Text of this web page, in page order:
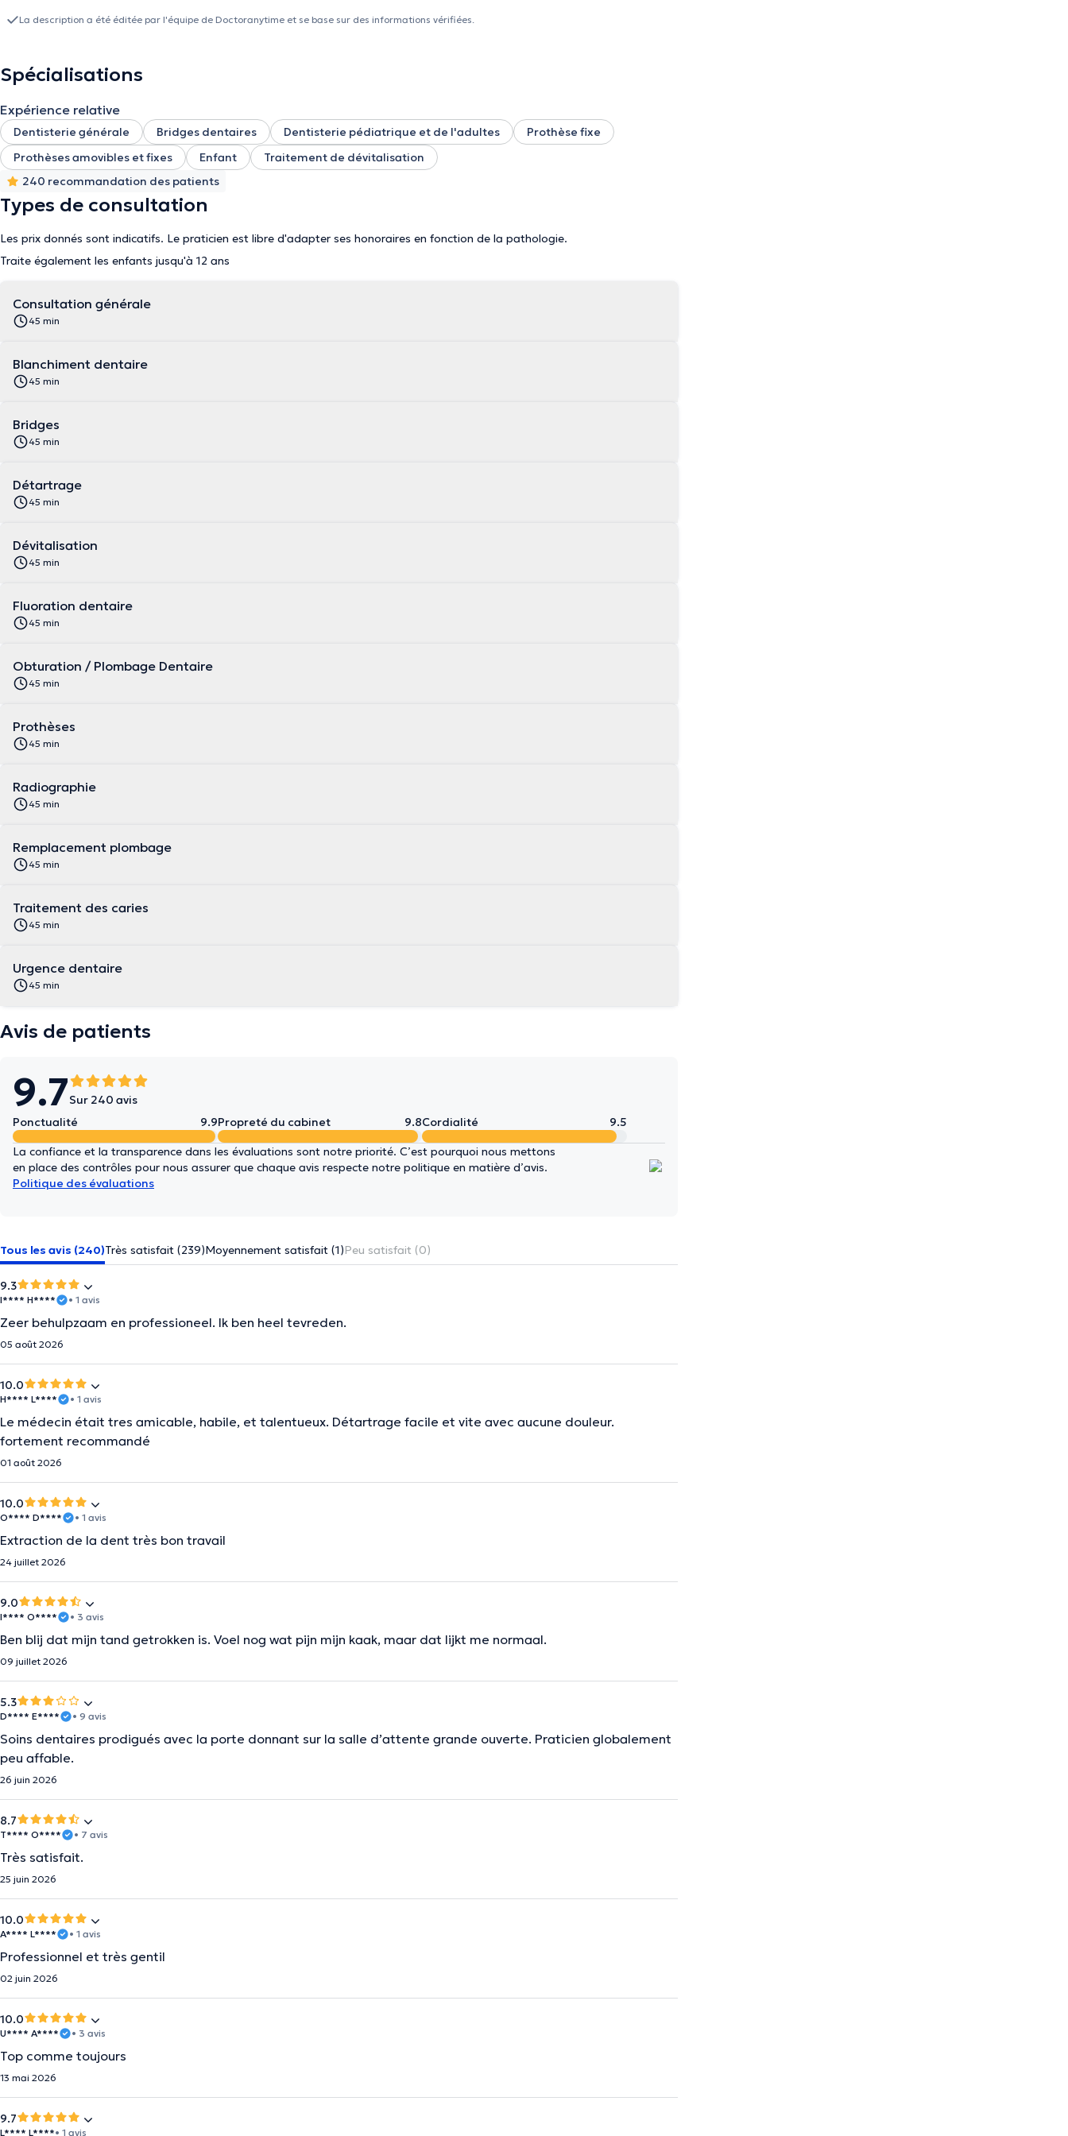
La description a été éditée par l'équipe de Doctoranytime et se base sur des informations vérifiées.
Spécialisations
Expérience relative
Dentisterie générale Bridges dentaires Dentisterie pédiatrique et de l'adultes
Prothèse fixe
Prothèses amovibles et fixes
Enfant
Traitement de dévitalisation
240 recommandation des patients
Types de consultation
Les prix donnés sont indicatifs. Le praticien est libre d'adapter ses honoraires en fonction de la pathologie.
Traite également les enfants jusqu'à 12 ans
Consultation générale
45 min
Blanchiment dentaire
45 min
Bridges
45 min
Détartrage
45 min
Dévitalisation
45 min
Fluoration dentaire
45 min
Obturation / Plombage Dentaire
45 min
Prothèses
45 min
Radiographie
45 min
Remplacement plombage
45 min
Traitement des caries
45 min
Urgence dentaire
45 min
Avis de patients
9.7Sur 240 avis
Ponctualité
9.9Propreté du cabinet 9.8Cordialité 9.5
La confiance et la transparence dans les évaluations sont notre priorité. C’est pourquoi nous mettons
en place des contrôles pour nous assurer que chaque avis respecte notre politique en matière d’avis.
Politique des évaluations
Tous les avis (240)Très satisfait (239)Moyennement satisfait (1)Peu satisfait (0)
9.3
I**** H**** • 1 avis
Zeer behulpzaam en professioneel. Ik ben heel tevreden.
05 août 2026
10.0
H**** L**** • 1 avis
Le médecin était tres amicable, habile, et talentueux. Détartrage facile et vite avec aucune douleur.
fortement recommandé
01 août 2026
10.0
O**** D**** • 1 avis
Extraction de la dent très bon travail
24 juillet 2026
9.0
I**** O**** • 3 avis
Ben blij dat mijn tand getrokken is. Voel nog wat pijn mijn kaak, maar dat lijkt me normaal.
09 juillet 2026
5.3
D**** E**** • 9 avis
Soins dentaires prodigués avec la porte donnant sur la salle d’attente grande ouverte. Praticien globalement
peu affable.
26 juin 2026
8.7
T**** O**** • 7 avis
Très satisfait.
25 juin 2026
10.0
A**** L**** • 1 avis
Professionnel et très gentil
02 juin 2026
10.0
U**** A**** • 3 avis
Top comme toujours
13 mai 2026
9.7
L**** L****• 1 avis